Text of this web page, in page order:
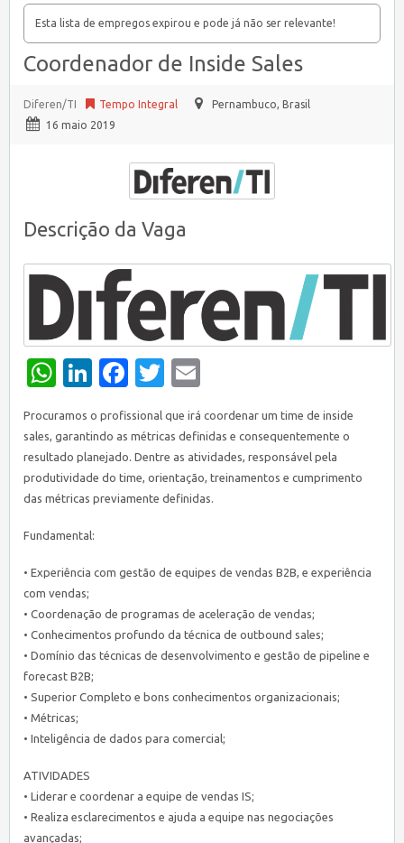
Esta lista de empregos expirou e pode já não ser relevante!
Coordenador de Inside Sales
Diferen/TI Tempo Integral Pernambuco, Brasil
16 maio 2019
Descrição da Vaga
WhatsApp
LinkedIn
Facebook
Twitter
Procuramos o profissional que irá coordenar um time de inside
sales, garantindo as métricas definidas e consequentemente o
resultado planejado. Dentre as atividades, responsável pela
produtividade do time, orientação, treinamentos e cumprimento
das métricas previamente definidas.
Fundamental:
• Experiência com gestão de equipes de vendas B2B, e experiência
com vendas;
• Coordenação de programas de aceleração de vendas;
• Conhecimentos profundo da técnica de outbound sales;
• Domínio das técnicas de desenvolvimento e gestão de pipeline e
forecast B2B;
• Superior Completo e bons conhecimentos organizacionais;
• Métricas;
• Inteligência de dados para comercial;
ATIVIDADES
• Liderar e coordenar a equipe de vendas IS;
• Realiza esclarecimentos e ajuda a equipe nas negociações
avançadas;